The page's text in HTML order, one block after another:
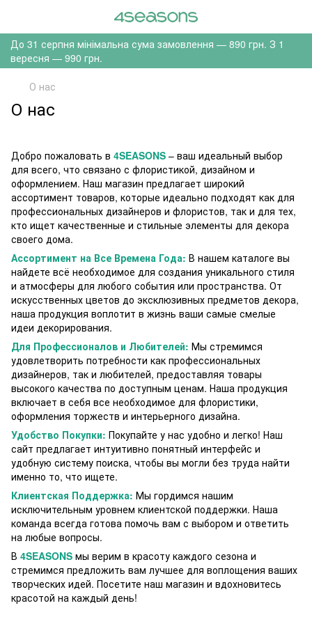
До 31 серпня мінімальна сума замовлення — 890 грн. З 1
вересня — 990 грн.
О нас
О нас
Добро пожаловать в 4SEASONS – ваш идеальный выбор
для всего, что связано с флористикой, дизайном и
оформлением. Наш магазин предлагает широкий
ассортимент товаров, которые идеально подходят как для
профессиональных дизайнеров и флористов, так и для тех,
кто ищет качественные и стильные элементы для декора
своего дома.
Ассортимент на Все Времена Года: В нашем каталоге вы
найдете всё необходимое для создания уникального стиля
и атмосферы для любого события или пространства. От
искусственных цветов до эксклюзивных предметов декора,
наша продукция воплотит в жизнь ваши самые смелые
идеи декорирования.
Для Профессионалов и Любителей: Мы стремимся
удовлетворить потребности как профессиональных
дизайнеров, так и любителей, предоставляя товары
высокого качества по доступным ценам. Наша продукция
включает в себя все необходимое для флористики,
оформления торжеств и интерьерного дизайна.
Удобство Покупки: Покупайте у нас удобно и легко! Наш
сайт предлагает интуитивно понятный интерфейс и
удобную систему поиска, чтобы вы могли без труда найти
именно то, что ищете.
Клиентская Поддержка: Мы гордимся нашим
исключительным уровнем клиентской поддержки. Наша
команда всегда готова помочь вам с выбором и ответить
на любые вопросы.
В 4SEASONS мы верим в красоту каждого сезона и
стремимся предложить вам лучшее для воплощения ваших
творческих идей. Посетите наш магазин и вдохновитесь
красотой на каждый день!